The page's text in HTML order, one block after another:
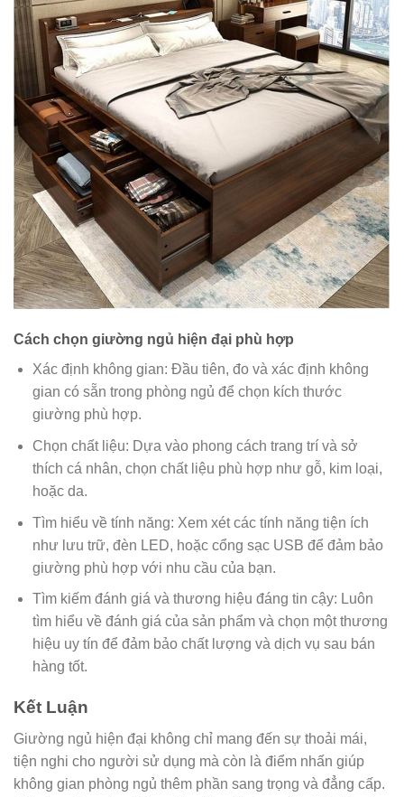
Cách chọn giường ngủ hiện đại phù hợp
Xác định không gian: Đầu tiên, đo và xác định không
gian có sẵn trong phòng ngủ để chọn kích thước
giường phù hợp.
Chọn chất liệu: Dựa vào phong cách trang trí và sở
thích cá nhân, chọn chất liệu phù hợp như gỗ, kim loại,
hoặc da.
Tìm hiểu về tính năng: Xem xét các tính năng tiện ích
như lưu trữ, đèn LED, hoặc cổng sạc USB để đảm bảo
giường phù hợp với nhu cầu của bạn.
Tìm kiếm đánh giá và thương hiệu đáng tin cậy: Luôn
tìm hiểu về đánh giá của sản phẩm và chọn một thương
hiệu uy tín để đảm bảo chất lượng và dịch vụ sau bán
hàng tốt.
Kết Luận
Giường ngủ hiện đại không chỉ mang đến sự thoải mái,
tiện nghi cho người sử dụng mà còn là điểm nhấn giúp
không gian phòng ngủ thêm phần sang trọng và đẳng cấp.